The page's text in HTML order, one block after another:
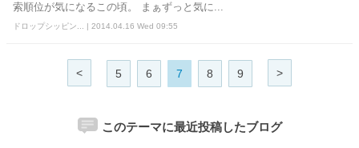
索順位が気になるこの頃。 まぁずっと気に...
ドロップシッピン... | 2014.04.16 Wed 09:55
< 5 6 7 8 9 >
このテーマに最近投稿したブログ